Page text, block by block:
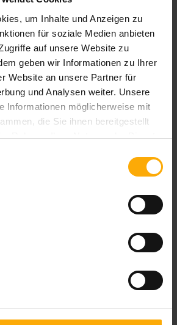
um Inhalte und Anzeigen zu
für soziale Medien anbieten
auf unsere Website zu
geben wir Informationen zu Ihrer
Website an unsere Partner für
und Analysen weiter. Unsere
Informationen möglicherweise mit
die Sie ihnen bereitgestellt
Rahmen Ihrer Nutzung der Dienste